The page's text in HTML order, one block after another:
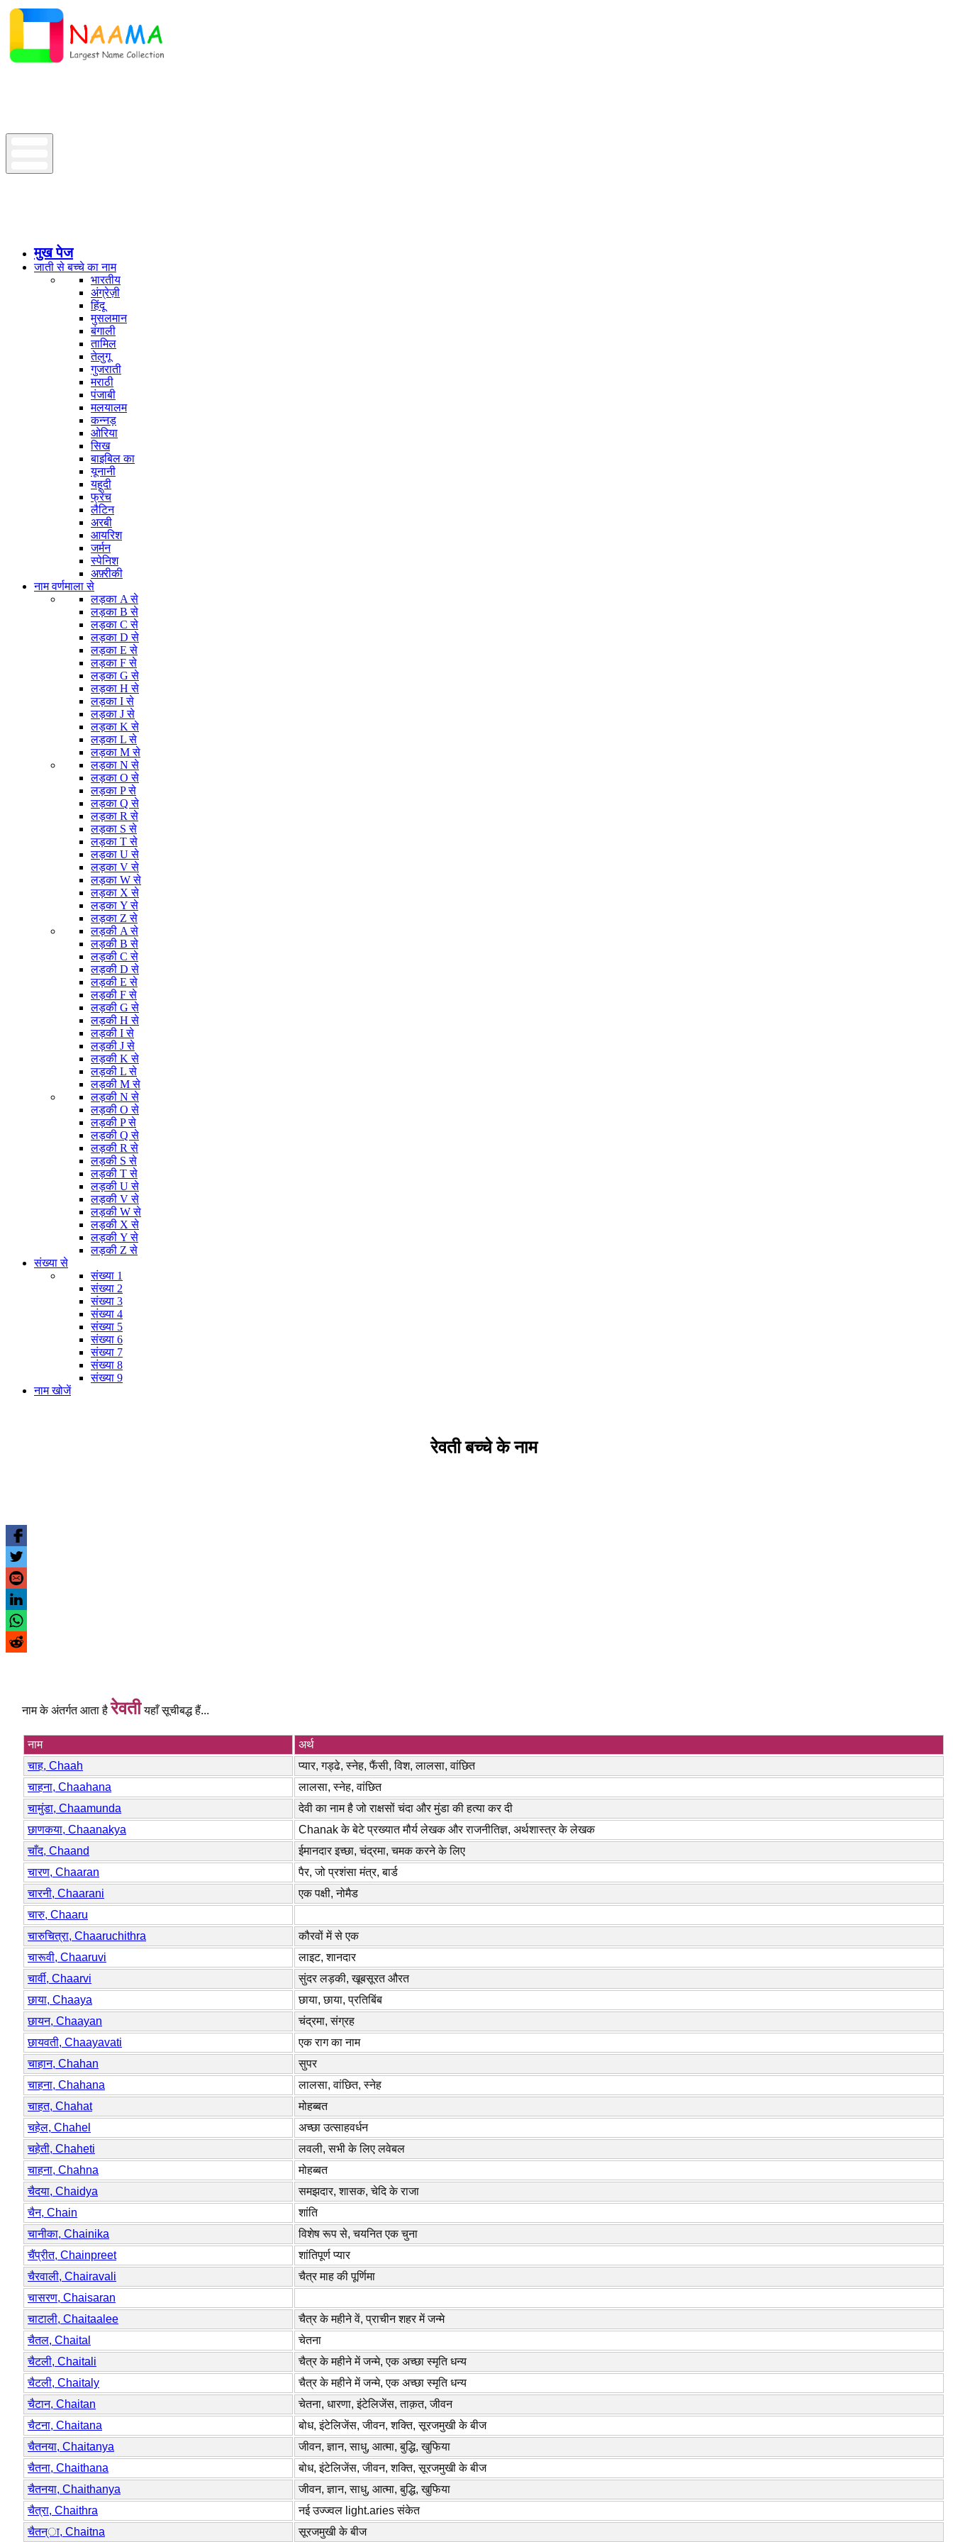
मुख पेज
जाती से बच्चे का नाम
भारतीय
अंग्रेज़ी
हिंदू
मुसलमान
बंगाली
तामिल
तेलुगू
गुजराती
मराठी
पंजाबी
मलयालम
कन्नड़
ओरिया
सिख
बाइबिल का
यूनानी
यहूदी
फ्रेंच
लैटिन
अरबी
आयरिश
जर्मन
स्पेनिश
अफ़्रीकी
नाम वर्णमाला से
लड़का A से
लड़का B से
लड़का C से
लड़का D से
लड़का E से
लड़का F से
लड़का G से
लड़का H से
लड़का I से
लड़का J से
लड़का K से
लड़का L से
लड़का M से
लड़का N से
लड़का O से
लड़का P से
लड़का Q से
लड़का R से
लड़का S से
लड़का T से
लड़का U से
लड़का V से
लड़का W से
लड़का X से
लड़का Y से
लड़का Z से
लड़की A से
लड़की B से
लड़की C से
लड़की D से
लड़की E से
लड़की F से
लड़की G से
लड़की H से
लड़की I से
लड़की J से
लड़की K से
लड़की L से
लड़की M से
लड़की N से
लड़की O से
लड़की P से
लड़की Q से
लड़की R से
लड़की S से
लड़की T से
लड़की U से
लड़की V से
लड़की W से
लड़की X से
लड़की Y से
लड़की Z से
संख्या से
संख्या 1
संख्या 2
संख्या 3
संख्या 4
संख्या 5
संख्या 6
संख्या 7
संख्या 8
संख्या 9
नाम खोजें
रेवती बच्चे के नाम
नाम के अंतर्गत आता है रेवतीयहाँ सूचीबद्ध हैं...
नाम
अर्थ
चाह, Chaah
प्यार, गड्ढे, स्नेह, फैंसी, विश, लालसा, वांछित
चाहना, Chaahana
लालसा, स्नेह, वांछित
चामुंडा, Chaamunda
देवी का नाम है जो राक्षसों चंदा और मुंडा की हत्या कर दी
छाणकया, Chaanakya
Chanak के बेटे प्रख्यात मौर्य लेखक और राजनीतिज्ञ, अर्थशास्त्र के लेखक
चाँद, Chaand
ईमानदार इच्छा, चंद्रमा, चमक करने के लिए
चारण, Chaaran
पैर, जो प्रशंसा मंत्र, बार्ड
चारनी, Chaarani
एक पक्षी, नोमैड
चारु, Chaaru
चारुचित्रा, Chaaruchithra
कौरवों में से एक
चारूवी, Chaaruvi
लाइट, शानदार
चार्वी, Chaarvi
सुंदर लड़की, खूबसूरत औरत
छाया, Chaaya
छाया, छाया, प्रतिबिंब
छायन, Chaayan
चंद्रमा, संग्रह
छायवती, Chaayavati
एक राग का नाम
चाहान, Chahan
सुपर
चाहना, Chahana
लालसा, वांछित, स्नेह
चाहत, Chahat
मोहब्बत
चहेल, Chahel
अच्छा उत्साहवर्धन
चहेती, Chaheti
लवली, सभी के लिए लवेबल
चाहना, Chahna
मोहब्बत
चैदया, Chaidya
समझदार, शासक, चेदि के राजा
चैन, Chain
शांति
चानीका, Chainika
विशेष रूप से, चयनित एक चुना
चैंप्रीत, Chainpreet
शांतिपूर्ण प्यार
चैरवाली, Chairavali
चैत्र माह की पूर्णिमा
चासरण, Chaisaran
चाटाली, Chaitaalee
चैत्र के महीने वें, प्राचीन शहर में जन्मे
चैतल, Chaital
चेतना
चैटली, Chaitali
चैत्र के महीने में जन्मे, एक अच्छा स्मृति धन्य
चैटली, Chaitaly
चैत्र के महीने में जन्मे, एक अच्छा स्मृति धन्य
चैटान, Chaitan
चेतना, धारणा, इंटेलिजेंस, ताक़त, जीवन
चैटना, Chaitana
बोध, इंटेलिजेंस, जीवन, शक्ति, सूरजमुखी के बीज
चैतनया, Chaitanya
जीवन, ज्ञान, साधु, आत्मा, बुद्धि, खुफिया
चैतना, Chaithana
बोध, इंटेलिजेंस, जीवन, शक्ति, सूरजमुखी के बीज
चैतनया, Chaithanya
जीवन, ज्ञान, साधु, आत्मा, बुद्धि, खुफिया
चैत्रा, Chaithra
नई उज्ज्वल light.aries संकेत
चैतन्ा, Chaitna
सूरजमुखी के बीज